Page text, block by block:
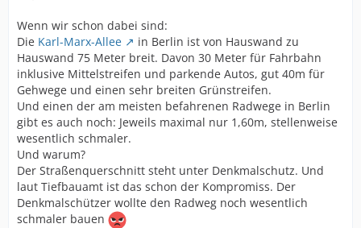
Wenn wir schon dabei sind:
Die Karl-Marx-Allee
in Berlin ist von Hauswand zu
Hauswand 75 Meter breit. Davon 30 Meter für Fahrbahn
inklusive Mittelstreifen und parkende Autos, gut 40m für
Gehwege und einen sehr breiten Grünstreifen.
Und einen der am meisten befahrenen Radwege in Berlin
gibt es auch noch: Jeweils maximal nur 1,60m, stellenweise
wesentlich schmaler.
Und warum?
Der Straßenquerschnitt steht unter Denkmalschutz. Und
laut Tiefbauamt ist das schon der Kompromiss. Der
Denkmalschützer wollte den Radweg noch wesentlich
schmaler bauen